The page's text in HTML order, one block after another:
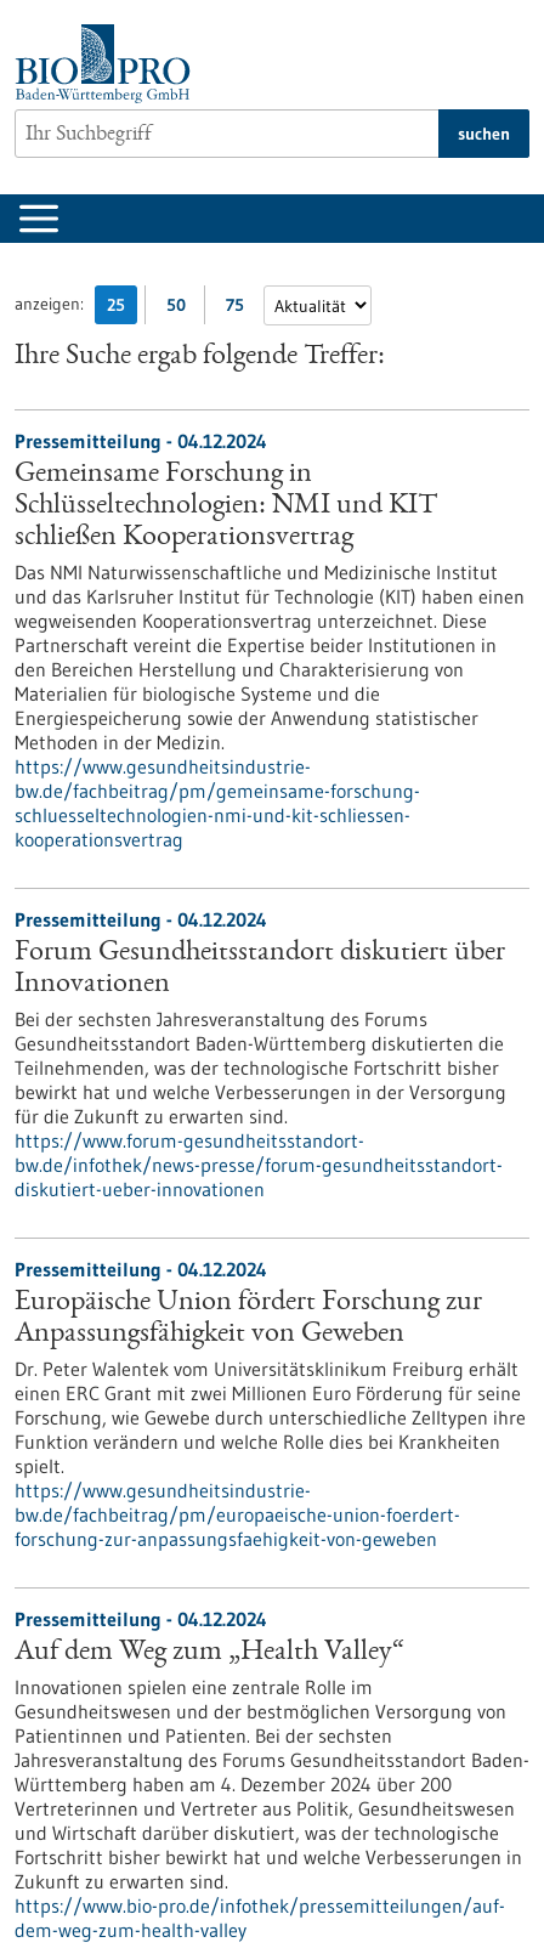
springen
suchen
anzeigen: 25 50 75
Ihre Suche ergab folgende Treffer:
Pressemitteilung - 04.12.2024
Gemeinsame Forschung in
Schlüsseltechnologien: NMI und KIT
schließen Kooperationsvertrag
Das NMI Naturwissenschaftliche und Medizinische Institut
und das Karlsruher Institut für Technologie (KIT) haben einen
wegweisenden Kooperationsvertrag unterzeichnet. Diese
Partnerschaft vereint die Expertise beider Institutionen in
den Bereichen Herstellung und Charakterisierung von
Materialien für biologische Systeme und die
Energiespeicherung sowie der Anwendung statistischer
Methoden in der Medizin.
https://www.gesundheitsindustrie-
bw.de/fachbeitrag/pm/gemeinsame-forschung-
schluesseltechnologien-nmi-und-kit-schliessen-
kooperationsvertrag
Pressemitteilung - 04.12.2024
Forum Gesundheitsstandort diskutiert über
Innovationen
Bei der sechsten Jahresveranstaltung des Forums
Gesundheitsstandort Baden-Württemberg diskutierten die
Teilnehmenden, was der technologische Fortschritt bisher
bewirkt hat und welche Verbesserungen in der Versorgung
für die Zukunft zu erwarten sind.
https://www.forum-gesundheitsstandort-
bw.de/infothek/news-presse/forum-gesundheitsstandort-
diskutiert-ueber-innovationen
Pressemitteilung - 04.12.2024
Europäische Union fördert Forschung zur
Anpassungsfähigkeit von Geweben
Dr. Peter Walentek vom Universitätsklinikum Freiburg erhält
einen ERC Grant mit zwei Millionen Euro Förderung für seine
Forschung, wie Gewebe durch unterschiedliche Zelltypen ihre
Funktion verändern und welche Rolle dies bei Krankheiten
spielt.
https://www.gesundheitsindustrie-
bw.de/fachbeitrag/pm/europaeische-union-foerdert-
forschung-zur-anpassungsfaehigkeit-von-geweben
Pressemitteilung - 04.12.2024
Auf dem Weg zum „Health Valley“
Innovationen spielen eine zentrale Rolle im
Gesundheitswesen und der bestmöglichen Versorgung von
Patientinnen und Patienten. Bei der sechsten
Jahresveranstaltung des Forums Gesundheitsstandort Baden-
Württemberg haben am 4. Dezember 2024 über 200
Vertreterinnen und Vertreter aus Politik, Gesundheitswesen
und Wirtschaft darüber diskutiert, was der technologische
Fortschritt bisher bewirkt hat und welche Verbesserungen in
Zukunft zu erwarten sind.
https://www.bio-pro.de/infothek/pressemitteilungen/auf-
dem-weg-zum-health-valley